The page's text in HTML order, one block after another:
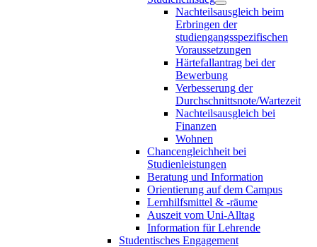
Nachteilsausgleich beim
Erbringen der
studiengangsspezifischen
Voraussetzungen
Härtefallantrag bei der
Bewerbung
Verbesserung der
Durchschnittsnote/Wartezeit
Nachteilsausgleich bei
Finanzen
Wohnen
Chancengleichheit bei
Studienleistungen
Beratung und Information
Orientierung auf dem Campus
Lernhilfsmittel & -räume
Auszeit vom Uni-Alltag
Information für Lehrende
Studentisches Engagement